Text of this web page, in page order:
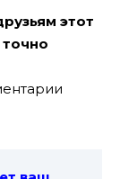
этот
точно